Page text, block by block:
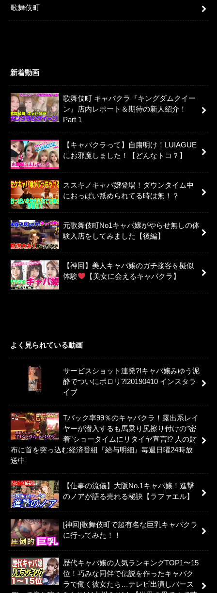
歌舞伎町
新着動画
歌舞伎町 キャバクラ『キングダムクイー
ン』店内レポート＆期待の新人紹介！
Part 1
【キャバクラって】自粛明け！LUIAGUE
にお邪魔しました！【どんなトコ？】
ススキノキャバ嬢登場！ダウンタイム中
におっぱい舐められてる時は無！？
元歌舞伎町No1キャバ嬢がやらせ無しの体
験入店をしてみました【後編】
【神回】美人キャバ嬢のガチ接客を擬似
体験
【美女に会えるキャバクラ】
よく見られている動画
サービスショット連発?!キャバ嬢みゆう泥
酔でついにポロリ?!20190410 インスタラ
イブ
Tバック率99％のキャバクラ！露出系レイ
ヤーが潜入するも馬乗り尻擦り付けの”密
着”ショータイムにリタイヤ宣言!? 人の財
布に首を突っ込む経済番組『給与明細』毎週日曜24時放
送中
【仕事の流儀】大阪No.1キャバ嬢！進撃
のノアが語る売れる秘訣【ラファエル】
[神回]歌舞伎町で超有名な巨乳キャバクラ
に行ってみた！！
歴代キャバ嬢の人気ランキングTOP1〜15
位！巧みな同伴で伝説を作ったキャバク
ラで働く彼女たち…テレビ出演しバース